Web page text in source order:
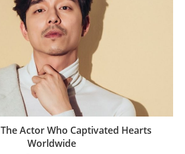
Actor Who Captivated Hearts
Worldwide